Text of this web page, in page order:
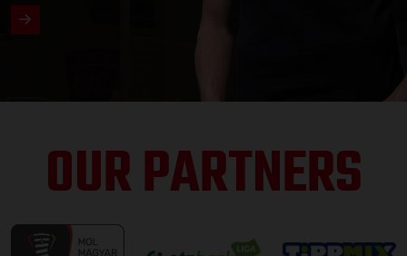
OUR PARTNERS